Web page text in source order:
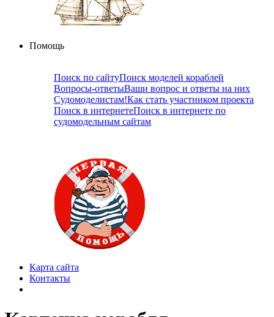
Помощь
Поиск по сайтуПоиск моделей кораблей
Вопросы-ответыВаши вопрос и ответы на них
Судомоделистам!Как стать участником проекта
Поиск в интернетеПоиск в интернете по
судомодельным сайтам
Карта сайта
Контакты